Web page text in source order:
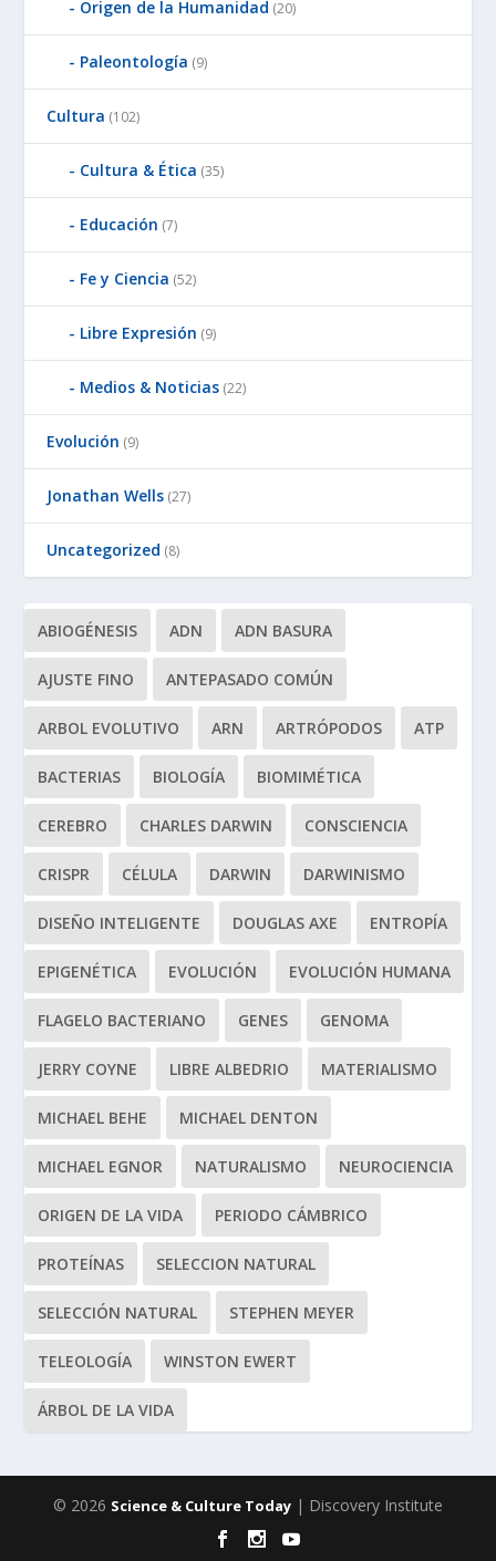
Origen de la Humanidad (20)
Paleontología (9)
Cultura (102)
Cultura & Ética (35)
Educación (7)
Fe y Ciencia (52)
Libre Expresión (9)
Medios & Noticias (22)
Evolución (9)
Jonathan Wells (27)
Uncategorized (8)
ABIOGÉNESIS ADN ADN BASURA
AJUSTE FINO ANTEPASADO COMÚN
ARBOL EVOLUTIVO ARN ARTRÓPODOS ATP
BACTERIAS BIOLOGÍA BIOMIMÉTICA
CEREBRO CHARLES DARWIN CONSCIENCIA
CRISPR CÉLULA DARWIN DARWINISMO
DISEÑO INTELIGENTE DOUGLAS AXE ENTROPÍA
EPIGENÉTICA EVOLUCIÓN EVOLUCIÓN HUMANA
FLAGELO BACTERIANO GENES GENOMA
JERRY COYNE LIBRE ALBEDRIO MATERIALISMO
MICHAEL BEHE MICHAEL DENTON
MICHAEL EGNOR NATURALISMO NEUROCIENCIA
ORIGEN DE LA VIDA PERIODO CÁMBRICO
PROTEÍNAS SELECCION NATURAL
SELECCIÓN NATURAL STEPHEN MEYER
TELEOLOGÍA WINSTON EWERT
ÁRBOL DE LA VIDA
© 2026 Science & Culture Today | Discovery Institute